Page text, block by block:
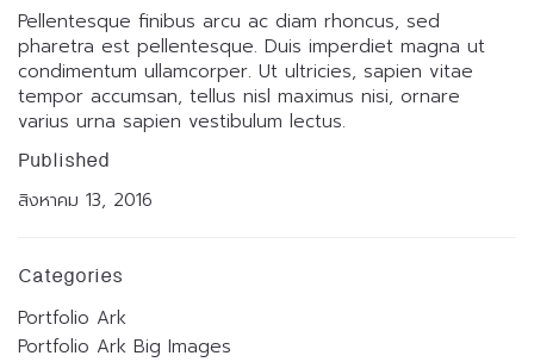
Pellentesque finibus arcu ac diam rhoncus, sed
pharetra est pellentesque. Duis imperdiet magna ut
condimentum ullamcorper. Ut ultricies, sapien vitae
tempor accumsan, tellus nisl maximus nisi, ornare
varius urna sapien vestibulum lectus.
Published
สิงหาคม 13, 2016
Categories
Portfolio Ark
Portfolio Ark Big Images